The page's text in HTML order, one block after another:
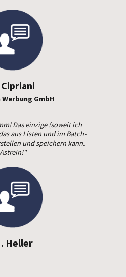
Cipriani
GmbH
Das einzige (soweit ich
aus Listen und im Batch-
und speichern kann.
Astrein!"
Heller